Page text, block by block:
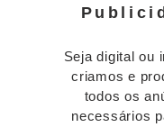
Seja digital ou
criamos e
todos os
necessários